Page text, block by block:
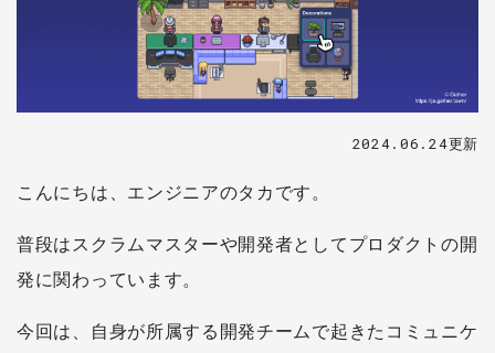
2024.06.24更新
こんにちは、エンジニアのタカです。
普段はスクラムマスターや開発者としてプロダクトの開
発に関わっています。
今回は、自身が所属する開発チームで起きたコミュニケ